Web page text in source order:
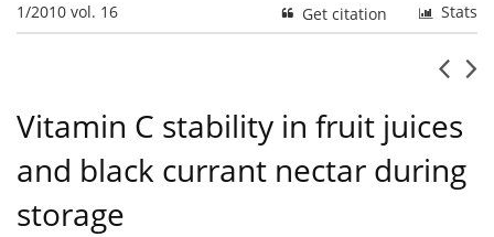
1/2010 vol. 16 Stats
Get citation
Vitamin C stability in fruit juices
and black currant nectar during
storage